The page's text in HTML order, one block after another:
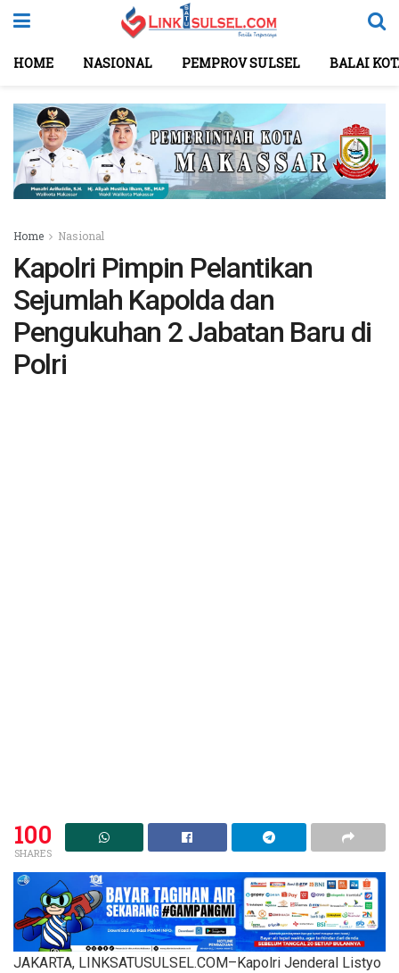
HOME NASIONAL PEMPROV SULSEL BALAI
Home Nasional
Kapolri Pimpin Pelantikan
Sejumlah Kapolda dan
Pengukuhan 2 Jabatan Baru di
Polri
100
SHARES
JAKARTA, LINKSATUSULSEL.COM–Kapolri Jenderal Listyo